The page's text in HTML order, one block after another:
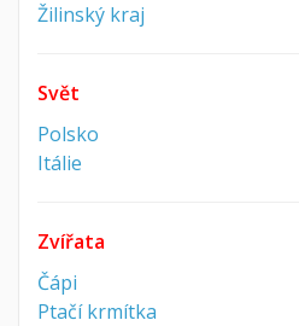
Žilinský kraj
Svět
Polsko
Itálie
Zvířata
Čápi
Ptačí krmítka